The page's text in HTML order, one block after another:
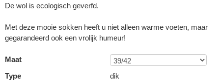
De wol is ecologisch geverfd.
Met deze mooie sokken heeft u niet alleen warme voeten, maar
gegarandeerd ook een vrolijk humeur!
Maat
Type
dik